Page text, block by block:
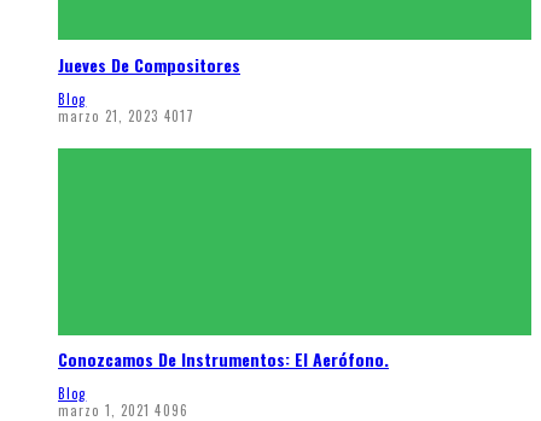
Jueves De Compositores
Blog
marzo 21, 2023 4017
Conozcamos De Instrumentos: El Aerófono.
Blog
marzo 1, 2021 4096